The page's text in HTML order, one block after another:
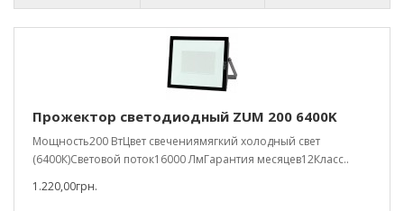
Прожектор светодиодный ZUM 200 6400K
Мощность200 ВтЦвет свечениямягкий холодный свет
(6400К)Световой поток16000 ЛмГарантия месяцев12Класс..
1.220,00грн.